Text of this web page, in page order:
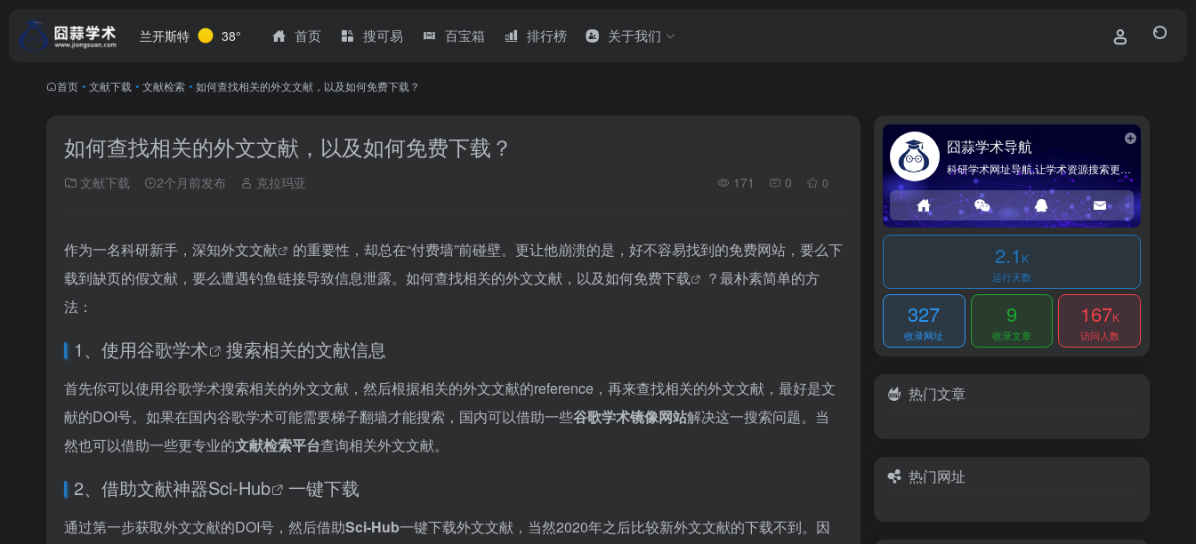
兰开斯特 38° 首页 搜可易 百宝箱 排行榜 关于我们
首页 • 文献下载 • 文献检索 • 如何查找相关的外文文献，以及如何免费下载？
如何查找相关的外文文献，以及如何免费下载？
文献下载 2个月前发布 克拉玛亚 171 0 0
作为一名科研新手，深知外文文献
的重要性，却总在“付费墙”前碰壁。更让他崩溃的是，好不容易找到的免费网站，要么下
载到缺页的假文献，要么遭遇钓鱼链接导致信息泄露。如何查找相关的外文文献，以及如何免费下载
？最朴素简单的方
法：
1、使用谷歌学术 搜索相关的文献信息
首先你可以使用谷歌学术搜索相关的外文文献，然后根据相关的外文文献的reference，再来查找相关的外文文献，最好是文
献的DOI号。如果在国内谷歌学术可能需要梯子翻墙才能搜索，国内可以借助一些谷歌学术镜像网站解决这一搜索问题。当
然也可以借助一些更专业的文献检索平台查询相关外文文献。
2、借助文献神器Sci-Hub 一键下载
通过第一步获取外文文献的DOI号，然后借助Sci-Hub一键下载外文文献，当然2020年之后比较新外文文献的下载不到。因
囧蒜学术导航
科研学术网址导航,让学术资源搜索更简单!
2.1 K
运行天数
327
收录网址
9
收录文章
167K
访问人数
热门文章
热门网址